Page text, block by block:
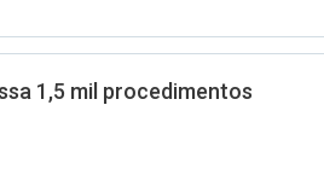
1,5 mil procedimentos